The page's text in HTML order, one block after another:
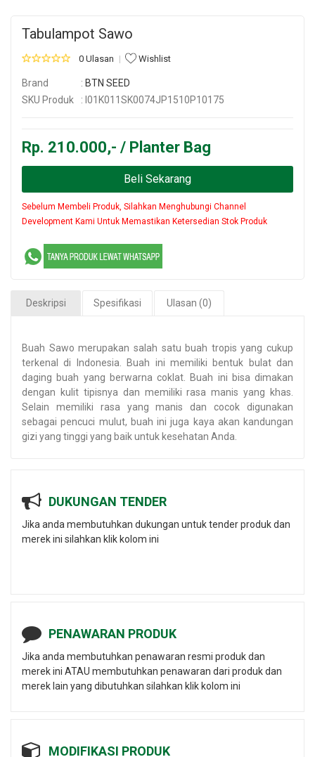
Tabulampot Sawo
0 Ulasan Wishlist
Brand : BTN SEED
SKU Produk
: I01K011SK0074JP1510P10175
Rp. 210.000,- / Planter Bag
Beli Sekarang
Sebelum Membeli Produk, Silahkan Menghubungi Channel
Development Kami Untuk Memastikan Ketersedian Stok Produk
Deskripsi Spesifikasi Ulasan (0)
Buah Sawo merupakan salah satu buah tropis yang cukup
terkenal di Indonesia. Buah ini memiliki bentuk bulat dan
daging buah yang berwarna coklat. Buah ini bisa dimakan
dengan kulit tipisnya dan memiliki rasa manis yang khas.
Selain memiliki rasa yang manis dan cocok digunakan
sebagai pencuci mulut, buah ini juga kaya akan kandungan
gizi yang tinggi yang baik untuk kesehatan Anda.
DUKUNGAN TENDER
Jika anda membutuhkan dukungan untuk tender produk dan
merek ini silahkan klik kolom ini
PENAWARAN PRODUK
Jika anda membutuhkan penawaran resmi produk dan
merek ini ATAU membutuhkan penawaran dari produk dan
merek lain yang dibutuhkan silahkan klik kolom ini
MODIFIKASI PRODUK